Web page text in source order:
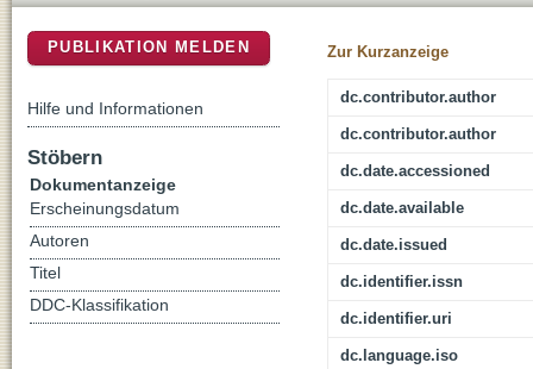
Zur Kurzanzeige
dc.contributor.author
dc.contributor.author
dc.date.accessioned
dc.date.available
dc.date.issued
dc.identifier.issn
dc.identifier.uri
dc.language.iso
PUBLIKATION MELDEN
Hilfe und Informationen
Stöbern
Dokumentanzeige
Erscheinungsdatum
Autoren
Titel
DDC-Klassifikation